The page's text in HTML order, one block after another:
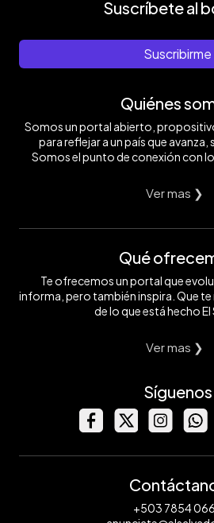
Suscríbete al
Suscribirme
Quiénes
Somos un portal abierto,
para reflejar a un país que avanza,
Somos el punto de conexión con lo
Ver mas ❯
Qué
Te ofrecemos un portal que
informa, pero también inspira. Que
de lo que está hecho El
Ver mas ❯
Síguenos
+503 7854